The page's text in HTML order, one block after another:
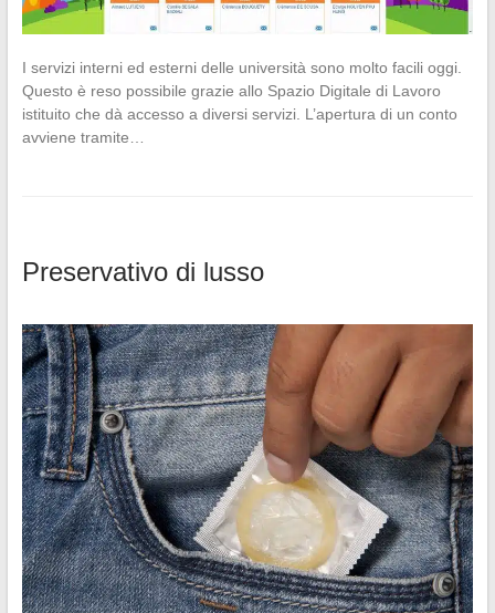
I servizi interni ed esterni delle università sono molto facili oggi.
Questo è reso possibile grazie allo Spazio Digitale di Lavoro
istituito che dà accesso a diversi servizi. L’apertura di un conto
avviene tramite…
Preservativo di lusso